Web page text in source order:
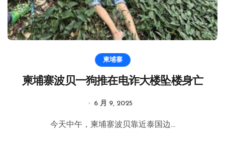
柬埔寨
柬埔寨波贝一狗推在电诈大楼坠楼身亡
6 月 9, 2025
今天中午，柬埔寨波贝靠近泰国边...